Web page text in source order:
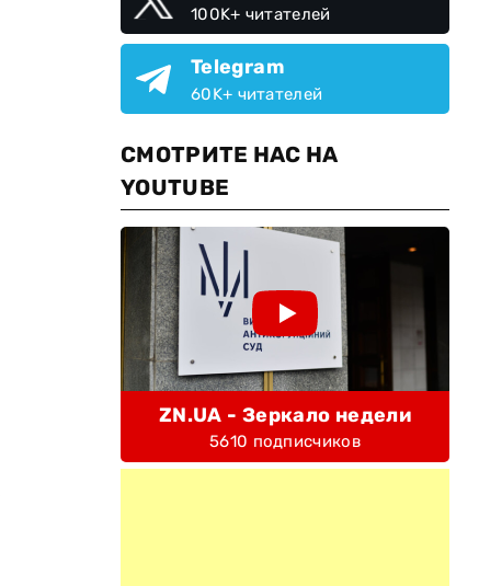
100K+ читателей
Telegram
60K+ читателей
СМОТРИТЕ НАС НА
YOUTUBE
ZN.UA - Зеркало недели
5610 подписчиков